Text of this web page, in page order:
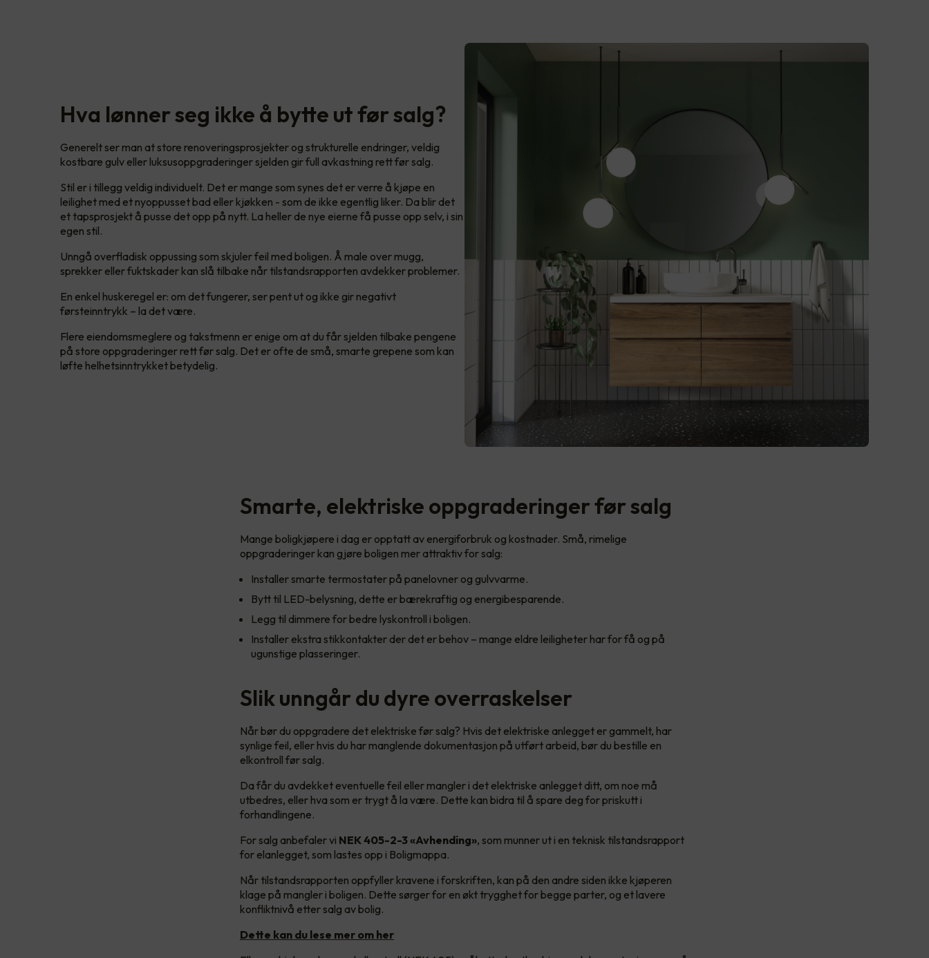
Hva lønner seg ikke å bytte ut før salg?
Generelt ser man at store renoveringsprosjekter og strukturelle endringer, veldig
kostbare gulv eller luksusoppgraderinger sjelden gir full avkastning rett før salg.
Stil er i tillegg veldig individuelt. Det er mange som synes det er verre å kjøpe en
leilighet med et nyoppusset bad eller kjøkken - som de ikke egentlig liker. Da blir det
et tapsprosjekt å pusse det opp på nytt. La heller de nye eierne få pusse opp selv, i sin
egen stil.
Unngå overfladisk oppussing som skjuler feil med boligen. Å male over mugg,
sprekker eller fuktskader kan slå tilbake når tilstandsrapporten avdekker problemer.
En enkel huskeregel er: om det fungerer, ser pent ut og ikke gir negativt
førsteinntrykk – la det være.
Flere eiendomsmeglere og takstmenn er enige om at du får sjelden tilbake pengene
på store oppgraderinger rett før salg. Det er ofte de små, smarte grepene som kan
løfte helhetsinntrykket betydelig.
Smarte, elektriske oppgraderinger før salg
Mange boligkjøpere i dag er opptatt av energiforbruk og kostnader. Små, rimelige
oppgraderinger kan gjøre boligen mer attraktiv for salg:
Installer smarte termostater på panelovner og gulvvarme.
Bytt til LED-belysning, dette er bærekraftig og energibesparende.
Legg til dimmere for bedre lyskontroll i boligen.
Installer ekstra stikkontakter der det er behov – mange eldre leiligheter har for få og på
ugunstige plasseringer.
Slik unngår du dyre overraskelser
Når bør du oppgradere det elektriske før salg? Hvis det elektriske anlegget er gammelt, har
synlige feil, eller hvis du har manglende dokumentasjon på utført arbeid, bør du bestille en
elkontroll før salg.
Da får du avdekket eventuelle feil eller mangler i det elektriske anlegget ditt, om noe må
utbedres, eller hva som er trygt å la være. Dette kan bidra til å spare deg for priskutt i
forhandlingene.
For salg anbefaler vi NEK 405-2-3 «Avhending», som munner ut i en teknisk tilstandsrapport
for elanlegget, som lastes opp i Boligmappa.
Når tilstandsrapporten oppfyller kravene i forskriften, kan på den andre siden ikke kjøperen
klage på mangler i boligen. Dette sørger for en økt trygghet for begge parter, og et lavere
konfliktnivå etter salg av bolig.
Dette kan du lese mer om her